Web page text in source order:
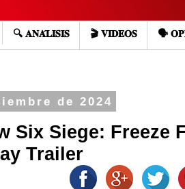
🔍 𝐀𝐍𝐀́𝐋𝐈𝐒𝐈𝐒 🎬 𝐕𝐈𝐃𝐄𝐎𝐒 🗣️
de 2024
Six Siege: Freeze
Trailer